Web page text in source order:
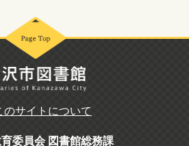
のサイトについて
委員会 図書館総務課